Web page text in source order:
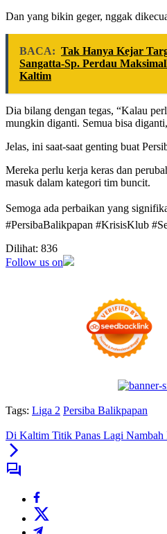
Dan yang bikin geger, nggak
BACA: Tak Hanya Kejar
Sangatta-Sp. Perdau
Kaltim
Dia bilang dengan tegas, “Kalau
mungkin diganti. Semua bisa
Jelas, ini saat-saat genting buat
Mereka perlu kerja keras dan
masuk dalam kategori tim buncit.
Semoga ada perbaikan yang
#PersibaBalikpapan #KrisisKlub
Dilihat: 836
Follow us on
Tags: Liga 2 Persiba Balikpapan
Di Kaltim Titik Panas Lagi Nambah